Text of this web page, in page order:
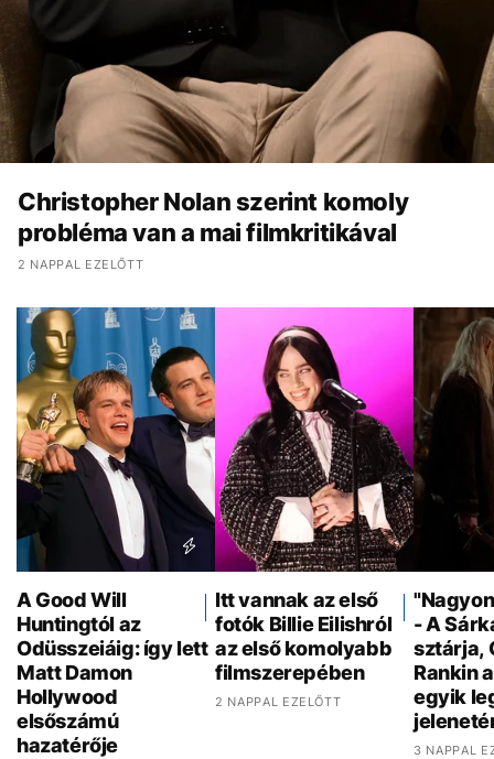
Christopher Nolan szerint komoly
probléma van a mai filmkritikával
2 NAPPAL EZELŐTT
A Good Will
Huntingtól az
Odüsszeiáig: így lett
Matt Damon
Hollywood
elsőszámú
hazatérője
Itt vannak az első
fotók Billie Eilishról
az első komolyabb
filmszerepében
2 NAPPAL EZELŐTT
- A
sztárja,
Rankin
egyik
3 NAPPAL